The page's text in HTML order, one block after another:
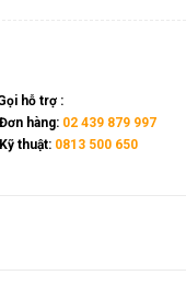
hỗ trợ :
hàng: 02 439 879 997
thuật: 0813 500 650